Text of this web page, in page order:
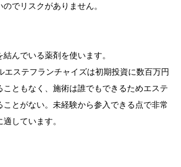
でリスクがありません。
んでいる薬剤を使います。
エステフランチャイズは初期投資に数百万円
こともなく、施術は誰でもできるためエステ
ことがない。未経験から参入できる点で非常
しています。